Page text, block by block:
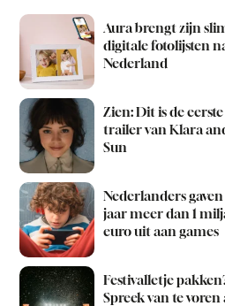
Aura brengt zijn
digitale fotolijsten
Nederland
Zien: Dit is de eerste
trailer van Klara
Sun
Nederlanders
jaar meer dan 1
euro uit aan games
Festivalletje
Spreek van te voren